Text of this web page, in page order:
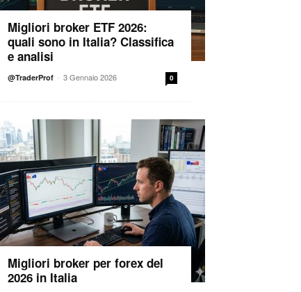
Migliori broker ETF 2026:
quali sono in Italia? Classifica
e analisi
@TraderProf - 3 Gennaio 2026 0
Migliori broker per forex del
2026 in Italia